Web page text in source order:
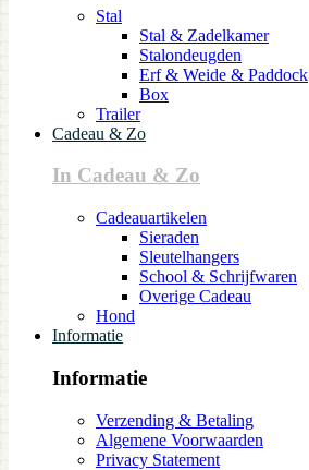
Stal
Stal & Zadelkamer
Stalondeugden
Erf & Weide & Paddock
Box
Trailer
Cadeau & Zo
In Cadeau & Zo
Cadeauartikelen
Sieraden
Sleutelhangers
School & Schrijfwaren
Overige Cadeau
Hond
Informatie
Informatie
Verzending & Betaling
Algemene Voorwaarden
Privacy Statement